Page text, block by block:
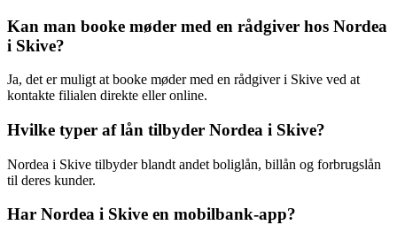
Kan man booke møder med en rådgiver hos Nordea
i Skive?
Ja, det er muligt at booke møder med en rådgiver i Skive ved at
kontakte filialen direkte eller online.
Hvilke typer af lån tilbyder Nordea i Skive?
Nordea i Skive tilbyder blandt andet boliglån, billån og forbrugslån
til deres kunder.
Har Nordea i Skive en mobilbank-app?